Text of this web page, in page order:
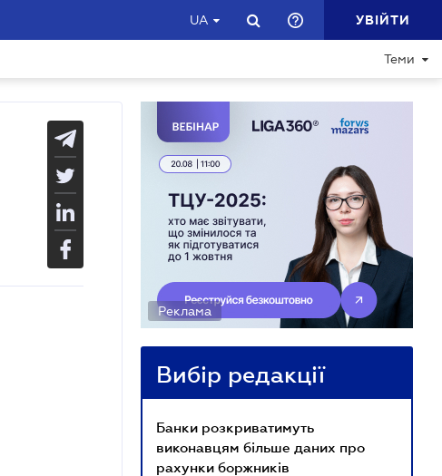
UA УВІЙТИ
Теми
Реклама
Вибір редакції
Банки розкриватимуть
виконавцям більше даних про
рахунки боржників